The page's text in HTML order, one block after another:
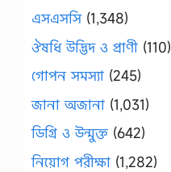
এসএসসি(1,348)
ঔষধি উদ্ভিদ ও প্রাণী (110)
গোপন সমস্যা (245)
জানা অজানা (1,031)
ডিগ্রি ও উন্মুক্ত (642)
নিয়োগ পরীক্ষা (1,282)